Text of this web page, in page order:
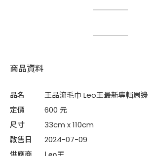
商品資料
品名
王品流毛巾 Leo王最新專輯周邊
定價
600 元
尺寸
33cm x 110cm
啟售日
2024-07-09